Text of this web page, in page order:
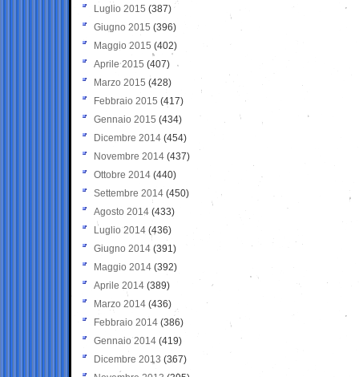
Luglio 2015 (387)
Giugno 2015 (396)
Maggio 2015 (402)
Aprile 2015 (407)
Marzo 2015 (428)
Febbraio 2015 (417)
Gennaio 2015 (434)
Dicembre 2014 (454)
Novembre 2014 (437)
Ottobre 2014 (440)
Settembre 2014 (450)
Agosto 2014 (433)
Luglio 2014 (436)
Giugno 2014 (391)
Maggio 2014 (392)
Aprile 2014 (389)
Marzo 2014 (436)
Febbraio 2014 (386)
Gennaio 2014 (419)
Dicembre 2013 (367)